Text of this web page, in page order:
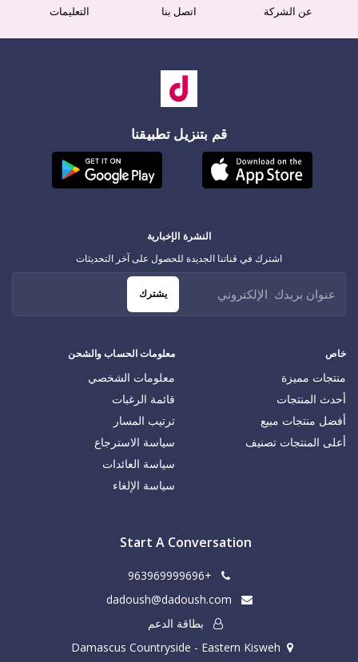
عن الشركة اتصل بنا التعليمات
قم بتنزيل تطبيقنا
خاص
منتجات مميزة
أحدث المنتجات
أفضل منتجات مبيع
أعلى المنتجات تصنيف
معلومات الحساب والشحن
معلومات الشخصي
قائمة الرغبات
ترتيب المسار
سياسة الاسترجاع
سياسة العائدات
سياسة الإلغاء
النشرة الإخبارية
اشترك في قناتنا الجديدة للحصول على آخر التحديثات
يشترك
Start A Conversation
+963969999696
بطاقة الدعم
Damascus Countryside - Eastern Kisweh